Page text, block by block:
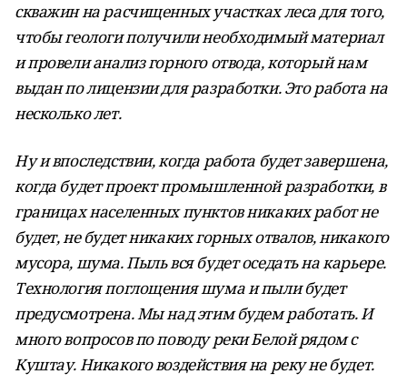
скважин на расчищенных участках леса для того,
чтобы геологи получили необходимый материал
и провели анализ горного отвода, который нам
выдан по лицензии для разработки. Это работа на
несколько лет.
Ну и впоследствии, когда работа будет завершена,
когда будет проект промышленной разработки, в
границах населенных пунктов никаких работ не
будет, не будет никаких горных отвалов, никакого
мусора, шума. Пыль вся будет оседать на карьере.
Технология поглощения шума и пыли будет
предусмотрена. Мы над этим будем работать. И
много вопросов по поводу реки Белой рядом с
Куштау. Никакого воздействия на реку не будет.